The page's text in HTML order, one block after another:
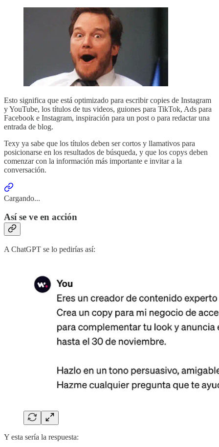
Esto significa que está optimizado para escribir copies de Instagram
y YouTube, los títulos de tus videos, guiones para TikTok, Ads para
Facebook e Instagram, inspiración para un post o para redactar una
entrada de blog.
Texy ya sabe que los títulos deben ser cortos y llamativos para
posicionarse en los resultados de búsqueda, y que los copys deben
comenzar con la información más importante e invitar a la
conversación.
Cargando...
Así se ve en acción
A ChatGPT se lo pedirías así:
Y esta sería la respuesta: